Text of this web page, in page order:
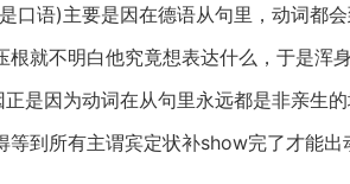
口语)主要是因在德语从句里，动词都
根就不明白他究竟想表达什么，于是浑
正是因为动词在从句里永远都是非亲生
等到所有主谓宾定状补show完了才能出